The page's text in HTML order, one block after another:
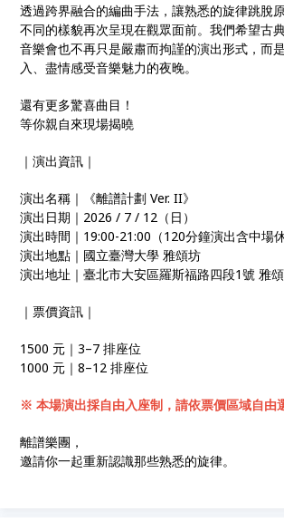
透過跨界融合的編曲手法，讓熟悉的旋律跳脫
不同的樣貌再次呈現在觀眾面前。我們希望古
音樂會也不再只是嚴肅而拘謹的演出形式，而
入、盡情感受音樂魅力的夜晚。
還有更多驚喜曲目！
等你親自來現場揭曉
｜演出資訊｜
演出名稱｜《離譜計劃 Ver. II》
演出日期｜2026 / 7 / 12（日）
演出時間｜19:00-21:00（120分鐘演出含中場休
演出地點｜國立臺灣大學 雅頌坊
演出地址｜臺北市大安區羅斯福路四段1號 雅
｜票價資訊｜
1500 元｜3–7 排座位
1000 元｜8–12 排座位
※ 本場演出採自由入座制，請依票價區域自由
離譜樂團，
邀請你一起重新認識那些熟悉的旋律。